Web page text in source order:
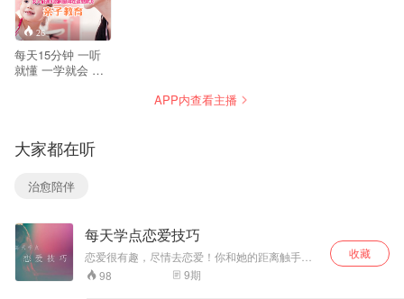
26
每天15分钟 一听
就懂 一学就会 你
傲！ 你将轻松搞
定，父母，朋友，
侣，孩子 各种人际
迷般的灵商女王!
APP内查看主播
大家都在听
治愈陪伴
每天学点恋爱技巧
恋爱很有趣，尽情去恋爱！你和她的距离触手可
及！ 公*众*号【趣恋情感】，关注获取更多恋爱
技巧，不断进步，早日找到真爱！ 适合人群： 有
98 9期
收藏